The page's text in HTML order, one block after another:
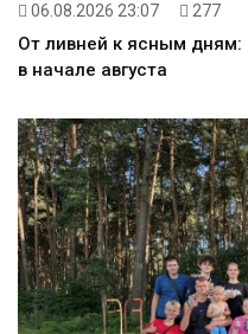
06.08.2026 23:07 277
От ливней к ясным дням:
в начале августа